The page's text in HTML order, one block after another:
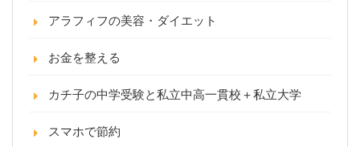
アラフィフの美容・ダイエット
お金を整える
カチ子の中学受験と私立中高一貫校＋私立大学
スマホで節約